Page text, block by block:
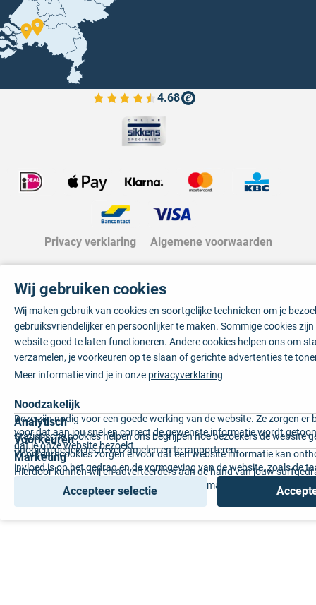
4.68
Bekijk de verfplaza beoordelingen
Privacy verklaring Algemene voorwaarden
Wij gebruiken cookies
Wij maken gebruik van cookies en soortgelijke technieken om je
gebruiksvriendelijker en persoonlijker te maken. Sommige cookies
website goed te laten functioneren. Andere cookies helpen ons om
verzamelen, je voorkeuren op te slaan of gerichte advertenties te
Meer informatie vind je in onze privacyverklaring
Noodzakelijk
Deze zijn nodig voor een goede werking van de website. Ze zorgen er
voor dat aan jou snel en correct de gewenste informatie wordt
dat je onze website bezoekt.
Analytisch
Statistische cookies helpen ons begrijpen hoe bezoekers de website
anoniem gegevens te verzamelen en te rapporteren.
Voorkeuren
Voorkeurscookies zorgen ervoor dat een website informatie kan
invloed is op het gedrag en de vormgeving van de website, zoals de
voorkeur of de regio waar u woont.
Marketing
Hierdoor kunnen wij en adverteerders aan de hand van jouw
gepersonaliseerde online advertenties en op maat gemaakte content
Accepteer selectie